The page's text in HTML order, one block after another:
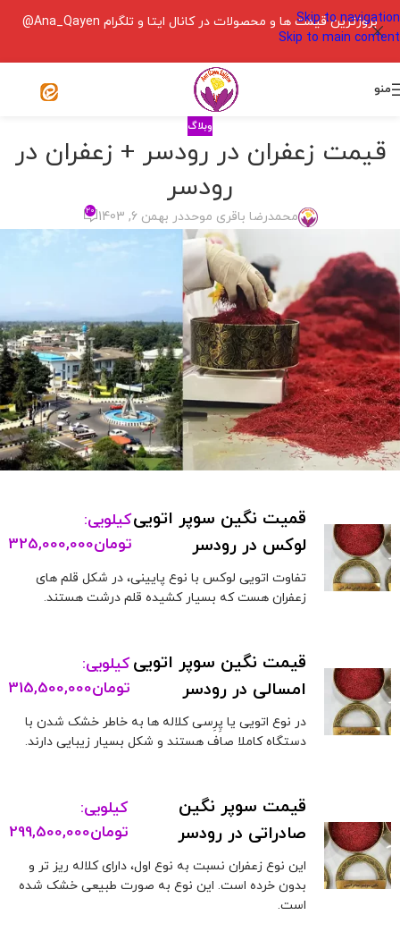
Skip to navigation
Skip to main content
بروزترین قیمت ها و محصولات در کانال ایتا و تلگرام Ana_Qayen@
منو
وبلاگ
قیمت زعفران در رودسر + زعفران در
رودسر
محمدرضا باقری موحددر بهمن 6, 1403 ۲۰
قمیت نگین سوپر اتویی
لوکس در رودسر
کیلویی:
تومان325,000,000
تفاوت اتویی لوکس با نوع پایینی، در شکل قلم های
زعفران هست که بسیار کشیده قلم درشت هستند.
قیمت نگین سوپر اتویی
امسالی در رودسر
کیلویی:
تومان315,500,000
در نوع اتویی یا پِرِسی کلاله ها به خاطر خشک شدن با
دستگاه کاملا صاف هستند و شکل بسیار زیبایی دارند.
قیمت سوپر نگین
صادراتی در رودسر
کیلویی:
تومان299,500,000
این نوع زعفران نسبت به نوع اول، دارای کلاله ریز تر و
بدون خرده است. این نوع به صورت طبیعی خشک شده
است.